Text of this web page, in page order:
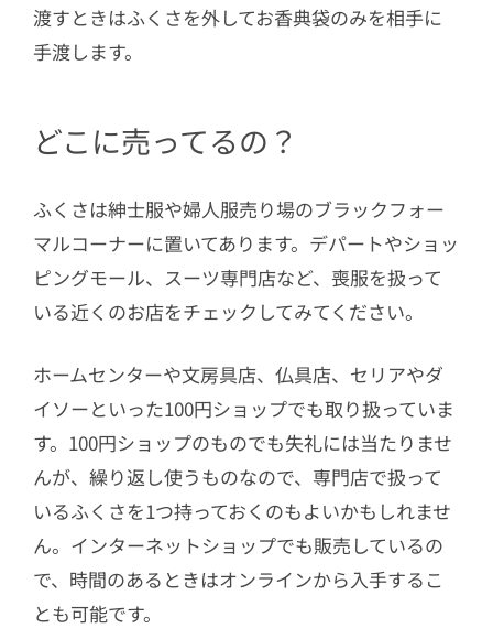
渡すときはふくさを外してお香典袋のみを相手に
手渡します。
どこに売ってるの？
ふくさは紳士服や婦人服売り場のブラックフォー
マルコーナーに置いてあります。デパートやショッ
ピングモール、スーツ専門店など、喪服を扱って
いる近くのお店をチェックしてみてください。
ホームセンターや文房具店、仏具店、セリアやダ
イソーといった100円ショップでも取り扱っていま
す。100円ショップのものでも失礼には当たりませ
んが、繰り返し使うものなので、専門店で扱って
いるふくさを1つ持っておくのもよいかもしれませ
ん。インターネットショップでも販売しているの
で、時間のあるときはオンラインから入手するこ
とも可能です。